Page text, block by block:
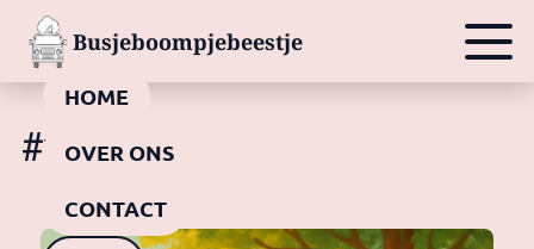
Busjeboompjebeestje
HOME
OVER ONS
CONTACT
#vanlife